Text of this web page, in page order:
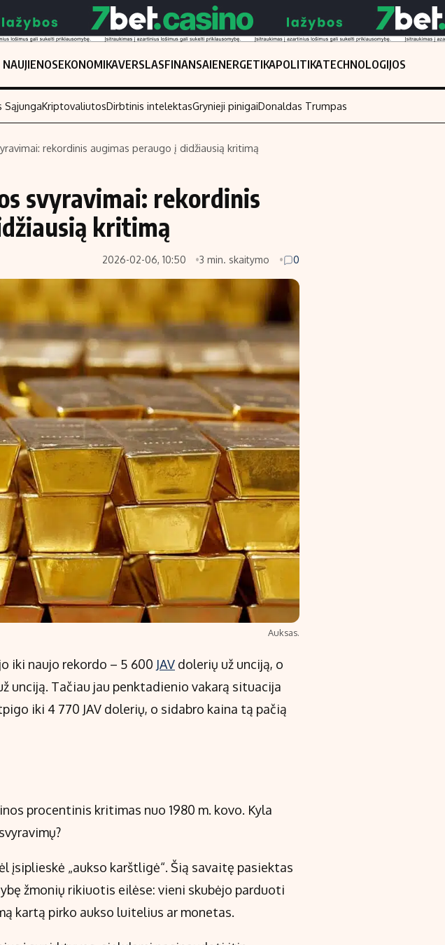
NAUJIENOSEKONOMIKAVERSLASFINANSAIENERGETIKAPOLITIKATECHNOLOGIJOS
Investavimas
Akcijų rinka
Saulės elektrinės
Kriptovaliutos
Būsto finansai
Įdomios naujienos
SąjungaKriptovaliutosDirbtinis intelektasGrynieji pinigaiDonaldas Trumpas
rekordinis augimas peraugo į didžiausią kritimą
svyravimai: rekordinis
kritimą
2026-02-06, 10:50 3 min. skaitymo 0
Auksas.
iki naujo rekordo – 5 600 JAV dolerių už unciją, o
unciją. Tačiau jau penktadienio vakarą situacija
iki 4 770 JAV dolerių, o sidabro kaina tą pačią
procentinis kritimas nuo 1980 m. kovo. Kyla
įsiplieskė „aukso karštligė“. Šią savaitę pasiektas
žmonių rikiuotis eilėse: vieni skubėjo parduoti
kartą pirko aukso luitelius ar monetas.